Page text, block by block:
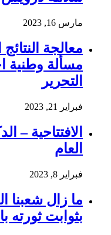
مارس 16, 2023
معالجة
مسألة وطنية
التحرير
فبراير 21, 2023
الافتتاحية –
العام
فبراير 8, 2023
ما زال شعبنا
بثوابت ثورته